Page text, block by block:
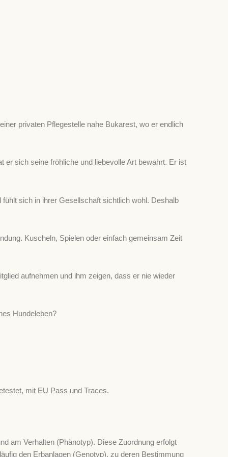
privaten Pflegestelle nahe Bukarest, wo er endlich
sich seine fröhliche und liebevolle Art bewahrt. Er ist
sich in ihrer Gesellschaft sichtlich wohl. Deshalb
Kuscheln, Spielen oder einfach gemeinsam Zeit
aufnehmen und ihm zeigen, dass er nie wieder
Hundeleben?
mit EU Pass und Traces.
am Verhalten (Phänotyp). Diese Zuordnung erfolgt
den Erbanlagen (Genotyp), zu deren Bestimmung